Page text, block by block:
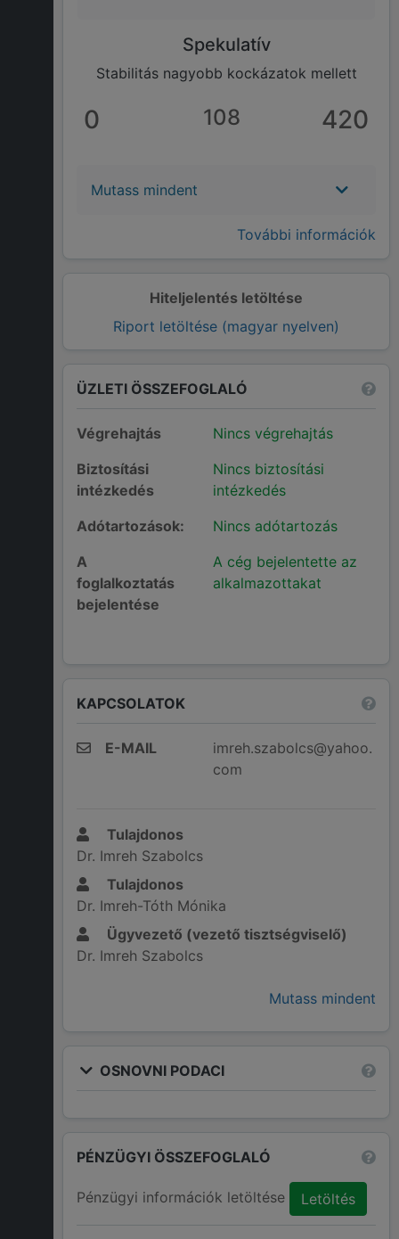
Hiteljelentés letöltése
Riport letöltése (magyar nyelven)
Spekulatív
Stabilitás nagyobb kockázatok mellett
0 108 420
Mutass mindent
További információk
ÜZLETI ÖSSZEFOGLALÓ
Végrehajtás
Nincs végrehajtás
Biztosítási
intézkedés
Nincs biztosítási
intézkedés
Adótartozások:
Nincs adótartozás
A
foglalkoztatás
bejelentése
A cég bejelentette az
alkalmazottakat
KAPCSOLATOK
E-MAIL
imreh.szabolcs@yahoo.
com
Tulajdonos
Dr. Imreh Szabolcs
Tulajdonos
Dr. Imreh-Tóth Mónika
Ügyvezető (vezető tisztségviselő)
Dr. Imreh Szabolcs
Mutass mindent
OSNOVNI PODACI
PÉNZÜGYI ÖSSZEFOGLALÓ
Pénzügyi információk letöltése Letöltés